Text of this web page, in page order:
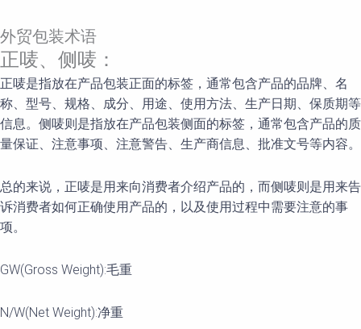
外贸包装术语
正唛、侧唛：
正唛是指放在产品包装正面的标签，通常包含产品的品牌、名
称、型号、规格、成分、用途、使用方法、生产日期、保质期等
信息。侧唛则是指放在产品包装侧面的标签，通常包含产品的质
量保证、注意事项、注意警告、生产商信息、批准文号等内容。
总的来说，正唛是用来向消费者介绍产品的，而侧唛则是用来告
诉消费者如何正确使用产品的，以及使用过程中需要注意的事
项。
GW(Gross Weight):毛重
N/W(Net Weight):净重